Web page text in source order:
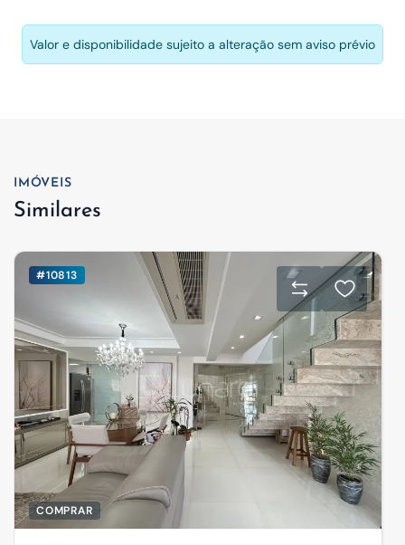
Valor e disponibilidade sujeito a alteração sem aviso prévio
IMÓVEIS
Similares
#10813
COMPRAR